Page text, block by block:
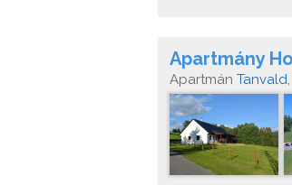
Apartmány
Apartmán Tanvald